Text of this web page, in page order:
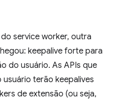
service worker, outra
keepalive forte para
do usuário. As APIs que
terão keepalives
de extensão (ou seja,